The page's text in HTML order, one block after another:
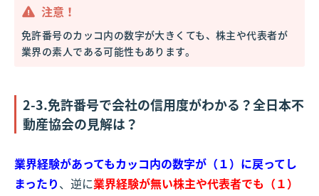
注意！
免許番号のカッコ内の数字が大きくても、株主や代表者が
業界の素人である可能性もあります。
2-3.免許番号で会社の信用度がわかる？全日本不
動産協会の見解は？
業界経験があってもカッコ内の数字が（１）に戻ってし
まったり、逆に業界経験が無い株主や代表者でも（１）